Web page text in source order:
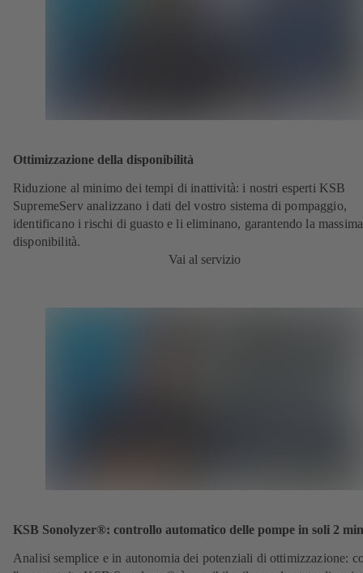
Ottimizzazione della disponibilità
Riduzione al minimo dei tempi di inattività: i nostri esperti KSB
SupremeServ analizzano i dati del vostro sistema di pompaggio,
identificano i rischi di guasto e li eliminano, garantendo la massima
disponibilità.
Vai al servizio
KSB Sonolyzer®: controllo automatico delle pompe in soli 2
Analisi semplice e in autonomia dei potenziali di ottimizzazione: